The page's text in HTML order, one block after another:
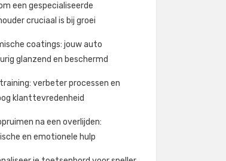
een gespecialiseerde
cruciaal is bij groei
coatings: jouw auto
glanzend en beschermd
verbeter processen en
klanttevredenheid
na een overlijden:
en emotionele hulp